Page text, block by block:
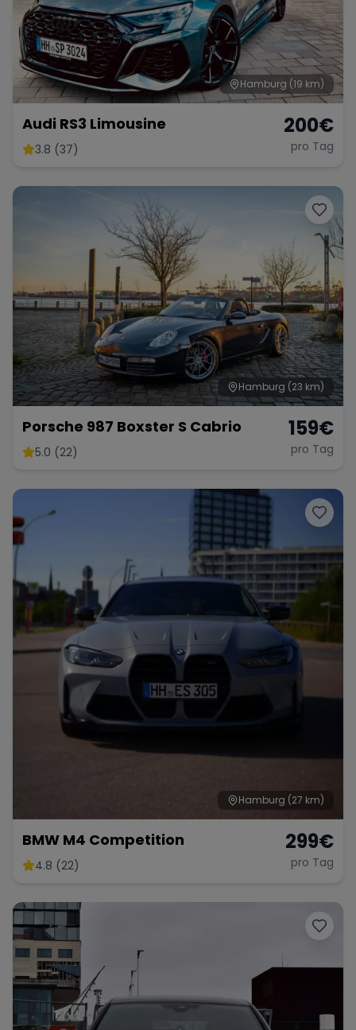
Hamburg (19 km)
Audi RS3 Limousine
3.8 (37)
200€
pro Tag
Hamburg (23 km)
Porsche 987 Boxster S Cabrio
5.0 (22)
159€
pro Tag
Hamburg (27 km)
BMW M4 Competition
4.8 (22)
299€
pro Tag